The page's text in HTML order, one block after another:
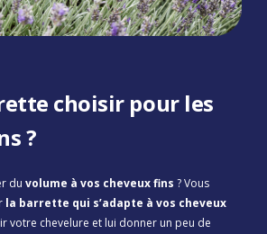
choisir pour les
?
du volume à vos cheveux fins ? Vous
la barrette qui s’adapte à vos cheveux
votre chevelure et lui donner un peu de